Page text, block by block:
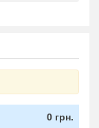
0 грн.